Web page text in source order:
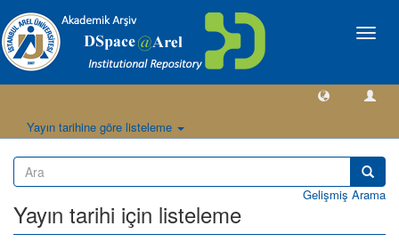
Geçiş
Yayın tarihine göre listeleme
Gelişmiş Arama
Yayın tarihi için listeleme